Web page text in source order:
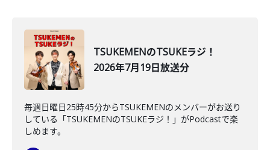
TSUKEMENのTSUKEラジ！
2026年7月19日放送分
毎週日曜日25時45分からTSUKEMENのメンバーがお送り
している「TSUKEMENのTSUKEラジ！」がPodcastで楽
しめます。